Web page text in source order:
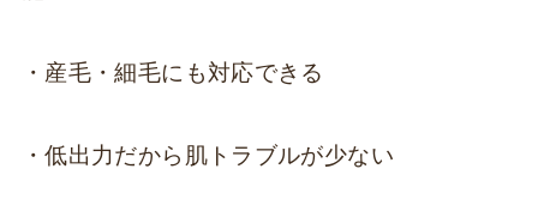
・産毛・細毛にも対応できる
・低出力だから肌トラブルが少ない